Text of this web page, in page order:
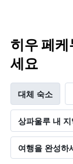
을
표
시
는
1
개
의
Y
축
이
의
X
축
이
있
습
니
다.
차
트
에
는
히우 페
세요
대체 숙소
상파울루 내 지
여행을 완성하